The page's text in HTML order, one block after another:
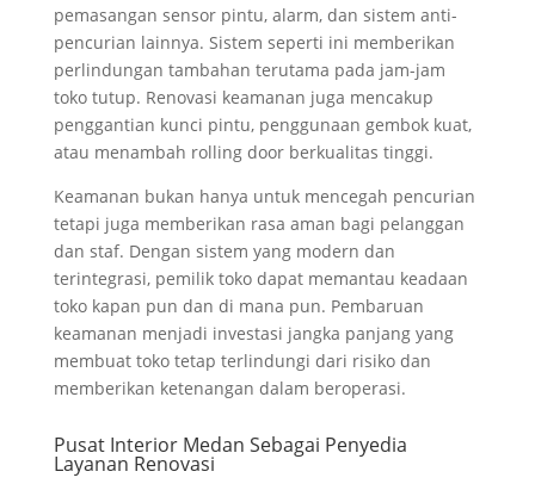
pemasangan sensor pintu, alarm, dan sistem anti-
pencurian lainnya. Sistem seperti ini memberikan
perlindungan tambahan terutama pada jam-jam
toko tutup. Renovasi keamanan juga mencakup
penggantian kunci pintu, penggunaan gembok kuat,
atau menambah rolling door berkualitas tinggi.
Keamanan bukan hanya untuk mencegah pencurian
tetapi juga memberikan rasa aman bagi pelanggan
dan staf. Dengan sistem yang modern dan
terintegrasi, pemilik toko dapat memantau keadaan
toko kapan pun dan di mana pun. Pembaruan
keamanan menjadi investasi jangka panjang yang
membuat toko tetap terlindungi dari risiko dan
memberikan ketenangan dalam beroperasi.
Pusat Interior Medan Sebagai Penyedia
Layanan Renovasi